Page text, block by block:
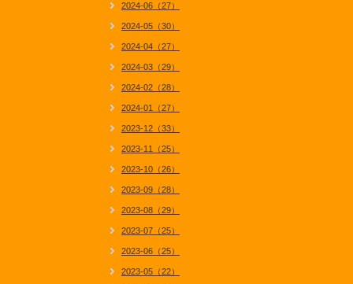
2024-06（27）
2024-05（30）
2024-04（27）
2024-03（29）
2024-02（28）
2024-01（27）
2023-12（33）
2023-11（25）
2023-10（26）
2023-09（28）
2023-08（29）
2023-07（25）
2023-06（25）
2023-05（22）